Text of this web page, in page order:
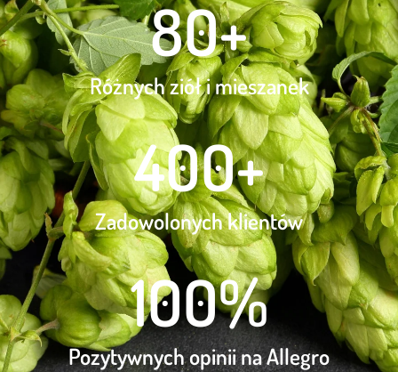
Różnych ziół i mieszanek
80+
Zadowolonych klientów
400+
Pozytywnych opinii na Allegro
100%